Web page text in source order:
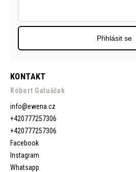
KONTAKT
Róbert Galuščak
info@ewena.cz
+420777257306
+420777257306
Facebook
Instagram
Whatsapp
Přihlásit se